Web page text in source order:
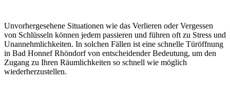
Unvorhergesehene Situationen wie das Verlieren oder Vergessen
von Schlüsseln können jedem passieren und führen oft zu Stress und
Unannehmlichkeiten.​ In solchen Fällen ist eine schnelle Türöffnung
in Bad Honnef Rhöndorf von entscheidender Bedeutung, um den
Zugang zu Ihren Räumlichkeiten so schnell wie möglich
wiederherzustellen.​